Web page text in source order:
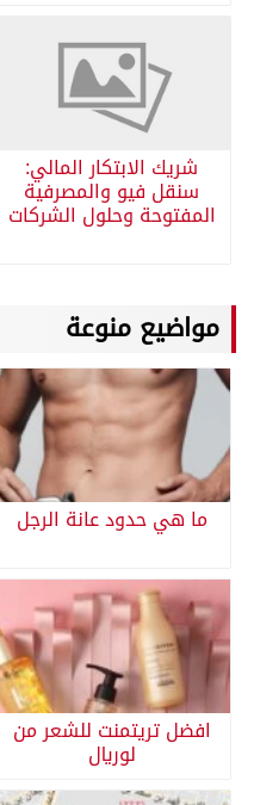
شريك الابتكار المالي:
سنقل فيو والمصرفية
المفتوحة وحلول الشركات
مواضيع منوعة
ما هي حدود عانة الرجل
افضل تريتمنت للشعر من
لوريال